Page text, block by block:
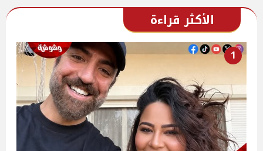
الأكثر قراءة
1